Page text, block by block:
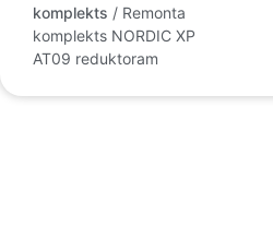
komplekts / Remonta
komplekts NORDIC XP
AT09 reduktoram